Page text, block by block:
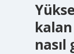
kalan
nasıl